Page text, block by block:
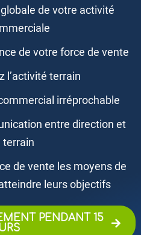
de votre activité
de votre force de vente
l’activité terrain
irréprochable
entre direction et
terrain
de vente les moyens de
leurs objectifs
PENDANT 15